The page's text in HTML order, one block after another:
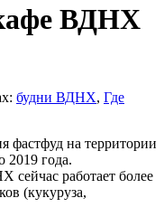
ВДНХ
будни ВДНХ, Где
фастфуд на территории
2019 года.
сейчас работает более
(кукуруза,